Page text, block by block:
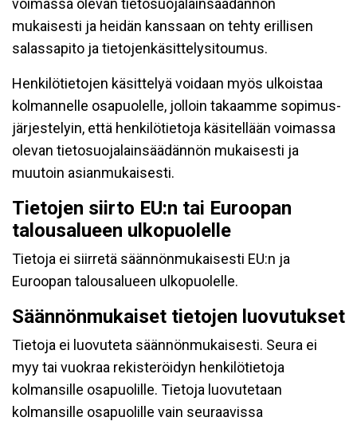
voimassa olevan tietosuojalainsäädännön
mukaisesti ja heidän kanssaan on tehty erillisen
salassapito ja tietojenkäsittelysitoumus.
Henkilötietojen käsittelyä voidaan myös ulkoistaa
kolmannelle osapuolelle, jolloin takaamme sopimus-
järjestelyin, että henkilötietoja käsitellään voimassa
olevan tietosuojalainsäädännön mukaisesti ja
muutoin asianmukaisesti.
Tietojen siirto EU:n tai Euroopan
talousalueen ulkopuolelle
Tietoja ei siirretä säännönmukaisesti EU:n ja
Euroopan talousalueen ulkopuolelle.
Säännönmukaiset tietojen luovutukset
Tietoja ei luovuteta säännönmukaisesti. Seura ei
myy tai vuokraa rekisteröidyn henkilötietoja
kolmansille osapuolille. Tietoja luovutetaan
kolmansille osapuolille vain seuraavissa